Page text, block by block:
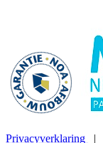
Privacyverklaring |